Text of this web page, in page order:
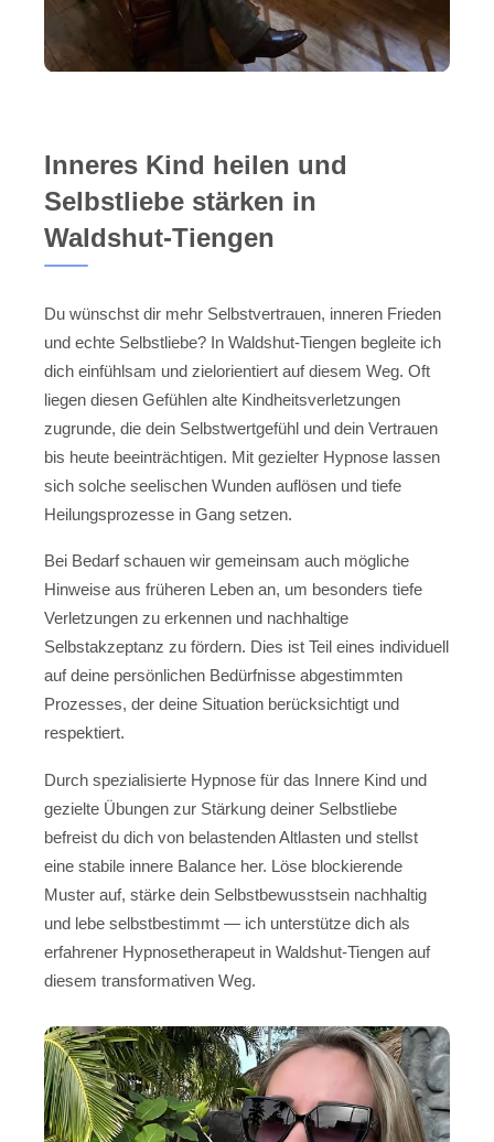
Inneres Kind heilen und
Selbstliebe stärken in
Waldshut-Tiengen
Du wünschst dir mehr Selbstvertrauen, inneren Frieden
und echte Selbstliebe? In Waldshut-Tiengen begleite ich
dich einfühlsam und zielorientiert auf diesem Weg. Oft
liegen diesen Gefühlen alte Kindheitsverletzungen
zugrunde, die dein Selbstwertgefühl und dein Vertrauen
bis heute beeinträchtigen. Mit gezielter Hypnose lassen
sich solche seelischen Wunden auflösen und tiefe
Heilungsprozesse in Gang setzen.
Bei Bedarf schauen wir gemeinsam auch mögliche
Hinweise aus früheren Leben an, um besonders tiefe
Verletzungen zu erkennen und nachhaltige
Selbstakzeptanz zu fördern. Dies ist Teil eines individuell
auf deine persönlichen Bedürfnisse abgestimmten
Prozesses, der deine Situation berücksichtigt und
respektiert.
Durch spezialisierte Hypnose für das Innere Kind und
gezielte Übungen zur Stärkung deiner Selbstliebe
befreist du dich von belastenden Altlasten und stellst
eine stabile innere Balance her. Löse blockierende
Muster auf, stärke dein Selbstbewusstsein nachhaltig
und lebe selbstbestimmt — ich unterstütze dich als
erfahrener Hypnosetherapeut in Waldshut-Tiengen auf
diesem transformativen Weg.